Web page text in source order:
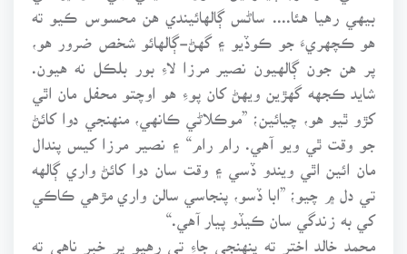
بيهي رهيا هئا.... ساڻس ڳالهائيندي هن محسوس ڪيو ته
هو ڪچهريءَ جو ڪوڏيو ۽ گهڻ-ڳالهائو شخص ضرور هو،
پر هن جون ڳالهيون نصير مرزا لاءِ بور بلڪل نه هيون.
شايد ڪجهه گهڙين ويهڻ کان پوءِ هو اوچتو محفل مان اٿي
کڙو ٿيو هو، چيائين؛ ”موڪلاڻي ڪانهي، منهنجي دوا کائڻ
جو وقت ٿي ويو آهي. رام رام“ ۽ نصير مرزا کيس پندال
مان ائين اٿي ويندو ڏسي ۽ وقت سان دوا کائڻ واري ڳالهه
تي دل ۾ چيو؛ ”ابا ڏسو، پنجاسي سالن واري مڙهي ڪاڪي
کي به زندگي سان ڪيڏو پيار آهي.“
محمد خالد اختر ته پنهنجي جاءِ تي رهيو پر خبر ناهي ته